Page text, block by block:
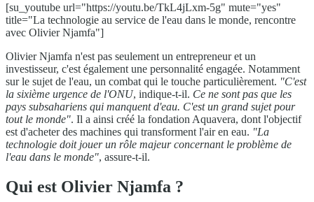
[su_youtube url="https://youtu.be/TkL4jLxm-5g" mute="yes"
title="La technologie au service de l'eau dans le monde, rencontre
avec Olivier Njamfa"]
Olivier Njamfa n'est pas seulement un entrepreneur et un
investisseur, c'est également une personnalité engagée. Notamment
sur le sujet de l'eau, un combat qui le touche particulièrement. "C'est
la sixième urgence de l'ONU, indique-t-il. Ce ne sont pas que les
pays subsahariens qui manquent d'eau. C'est un grand sujet pour
tout le monde". Il a ainsi créé la fondation Aquavera, dont l'objectif
est d'acheter des machines qui transforment l'air en eau. "La
technologie doit jouer un rôle majeur concernant le problème de
l'eau dans le monde", assure-t-il.
Qui est Olivier Njamfa ?